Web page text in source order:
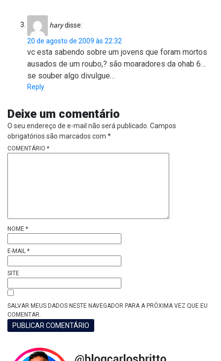
harydisse:
20 de agosto de 2009 às 22:32
vc esta sabendo sobre um jovens que foram mortos
ausados de um roubo,? são moaradores da ohab 6…
se souber algo divulgue…
Reply
Deixe um comentário
O seu endereço de e-mail não será publicado. Campos
obrigatórios são marcados com *
COMENTÁRIO *
NOME *
E-MAIL *
SITE
SALVAR MEUS DADOS NESTE NAVEGADOR PARA A PRÓXIMA VEZ QUE EU
COMENTAR.